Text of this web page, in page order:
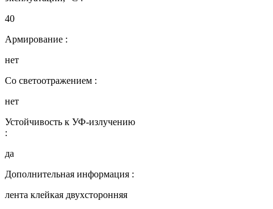
40
Армирование :
нет
Со светоотражением :
нет
Устойчивость к УФ-излучению
:
да
Дополнительная информация :
лента клейкая двухсторонняя